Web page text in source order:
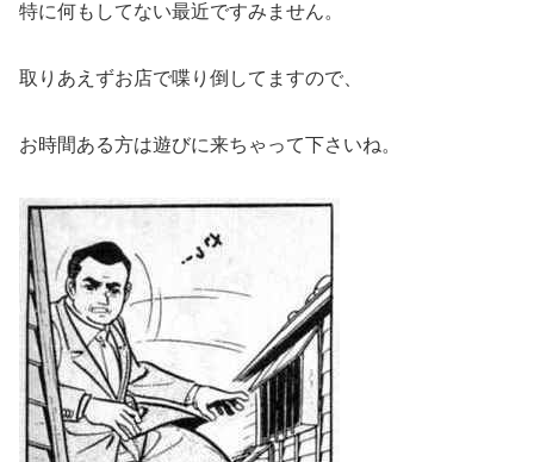
特に何もしてない最近ですみません。
取りあえずお店で喋り倒してますので、
お時間ある方は遊びに来ちゃって下さいね。